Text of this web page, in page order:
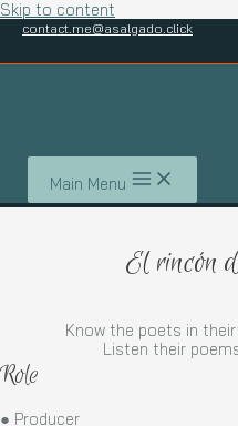
Skip to content
contact.me@asalgado.click
Main Menu
El rincón
Know the poets in
Listen their
Role
● Producer